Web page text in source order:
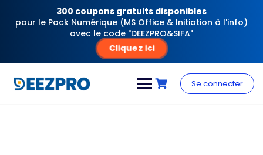
300 coupons gratuits disponibles
pour le Pack Numérique (MS Office & Initiation à l'info)
avec le code "DEEZPRO&SIFA"
Cliquez ici
content
Se connecter